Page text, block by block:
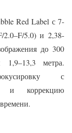
Red Label с 7-
2.0–F/5.0) и 2,38-
до 300
метра.
с
и коррекцию